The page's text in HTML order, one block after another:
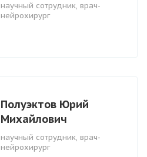
научный сотрудник, врач-
нейрохирург
Полуэктов Юрий
Михайлович
научный сотрудник, врач-
нейрохирург